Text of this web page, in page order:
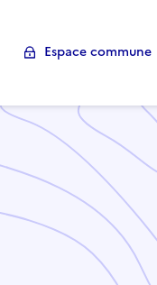
Espace commune